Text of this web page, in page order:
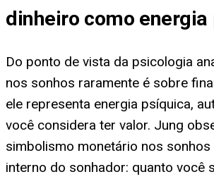
dinheiro como
Do ponto de vista da psicologia
nos sonhos raramente é sobre
ele representa energia psíquica,
você considera ter valor. Jung
simbolismo monetário nos
interno do sonhador: quanto você